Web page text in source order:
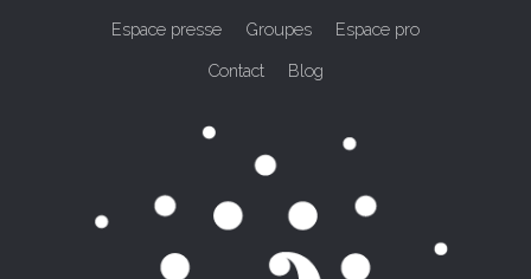
Espace presse Groupes Espace pro
Contact Blog